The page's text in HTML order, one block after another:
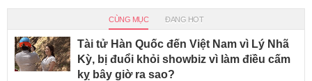
CÙNG MỤC ĐANG HOT
Tài tử Hàn Quốc đến Việt Nam vì Lý Nhã
Kỳ, bị đuổi khỏi showbiz vì làm điều cấm
kỵ bây giờ ra sao?